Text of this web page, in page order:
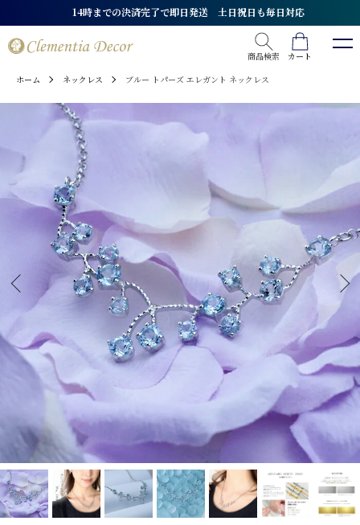
★全品送料無料★ 最短翌日配送
商品検索
カート
ホーム
ネックレス ブルー トパーズ エレガント ネックレス